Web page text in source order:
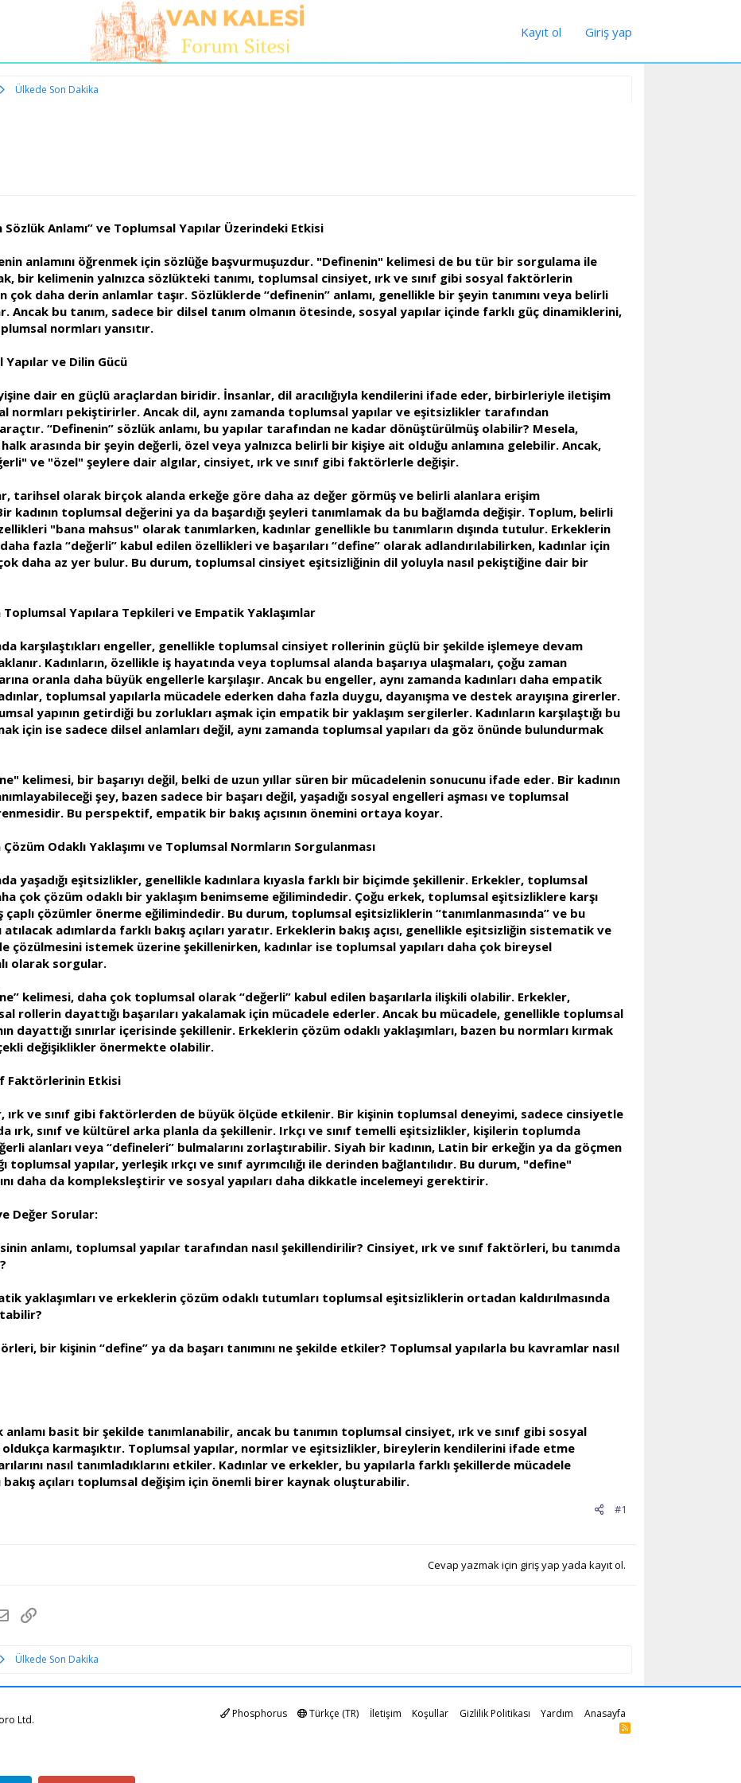
Kayıt ol Giriş yap
Ülkede Son Dakika
Anlamı” ve Toplumsal Yapılar Üzerindeki Etkisi
anlamını öğrenmek için sözlüğe başvurmuşuzdur. "Definenin" kelimesi de bu tür bir sorgulama ile
bir kelimenin yalnızca sözlükteki tanımı, toplumsal cinsiyet, ırk ve sınıf gibi sosyal faktörlerin
çok daha derin anlamlar taşır. Sözlüklerde “definenin” anlamı, genellikle bir şeyin tanımını veya belirli
Ancak bu tanım, sadece bir dilsel tanım olmanın ötesinde, sosyal yapılar içinde farklı güç dinamiklerini,
normları yansıtır.
ve Dilin Gücü
dair en güçlü araçlardan biridir. İnsanlar, dil aracılığıyla kendilerini ifade eder, birbirleriyle iletişim
normları pekiştirirler. Ancak dil, aynı zamanda toplumsal yapılar ve eşitsizlikler tarafından
“Definenin” sözlük anlamı, bu yapılar tarafından ne kadar dönüştürülmüş olabilir? Mesela,
arasında bir şeyin değerli, özel veya yalnızca belirli bir kişiye ait olduğu anlamına gelebilir. Ancak,
ve "özel" şeylere dair algılar, cinsiyet, ırk ve sınıf gibi faktörlerle değişir.
tarihsel olarak birçok alanda erkeğe göre daha az değer görmüş ve belirli alanlara erişim
kadının toplumsal değerini ya da başardığı şeyleri tanımlamak da bu bağlamda değişir. Toplum, belirli
"bana mahsus" olarak tanımlarken, kadınlar genellikle bu tanımların dışında tutulur. Erkeklerin
fazla “değerli” kabul edilen özellikleri ve başarıları “define” olarak adlandırılabilirken, kadınlar için
daha az yer bulur. Bu durum, toplumsal cinsiyet eşitsizliğinin dil yoluyla nasıl pekiştiğine dair bir
Toplumsal Yapılara Tepkileri ve Empatik Yaklaşımlar
karşılaştıkları engeller, genellikle toplumsal cinsiyet rollerinin güçlü bir şekilde işlemeye devam
Kadınların, özellikle iş hayatında veya toplumsal alanda başarıya ulaşmaları, çoğu zaman
oranla daha büyük engellerle karşılaşır. Ancak bu engeller, aynı zamanda kadınları daha empatik
toplumsal yapılarla mücadele ederken daha fazla duygu, dayanışma ve destek arayışına girerler.
yapının getirdiği bu zorlukları aşmak için empatik bir yaklaşım sergilerler. Kadınların karşılaştığı bu
için ise sadece dilsel anlamları değil, aynı zamanda toplumsal yapıları da göz önünde bulundurmak
kelimesi, bir başarıyı değil, belki de uzun yıllar süren bir mücadelenin sonucunu ifade eder. Bir kadının
şey, bazen sadece bir başarı değil, yaşadığı sosyal engelleri aşması ve toplumsal
Bu perspektif, empatik bir bakış açısının önemini ortaya koyar.
Odaklı Yaklaşımı ve Toplumsal Normların Sorgulanması
yaşadığı eşitsizlikler, genellikle kadınlara kıyasla farklı bir biçimde şekillenir. Erkekler, toplumsal
çok çözüm odaklı bir yaklaşım benimseme eğilimindedir. Çoğu erkek, toplumsal eşitsizliklere karşı
çözümler önerme eğilimindedir. Bu durum, toplumsal eşitsizliklerin “tanımlanmasında” ve bu
adımlarda farklı bakış açıları yaratır. Erkeklerin bakış açısı, genellikle eşitsizliğin sistematik ve
çözülmesini istemek üzerine şekillenirken, kadınlar ise toplumsal yapıları daha çok bireysel
olarak sorgular.
kelimesi, daha çok toplumsal olarak “değerli” kabul edilen başarılarla ilişkili olabilir. Erkekler,
rollerin dayattığı başarıları yakalamak için mücadele ederler. Ancak bu mücadele, genellikle toplumsal
dayattığı sınırlar içerisinde şekillenir. Erkeklerin çözüm odaklı yaklaşımları, bazen bu normları kırmak
değişiklikler önermekte olabilir.
Faktörlerinin Etkisi
ırk ve sınıf gibi faktörlerden de büyük ölçüde etkilenir. Bir kişinin toplumsal deneyimi, sadece cinsiyetle
ırk, sınıf ve kültürel arka planla da şekillenir. Irkçı ve sınıf temelli eşitsizlikler, kişilerin toplumda
alanları veya “defineleri” bulmalarını zorlaştırabilir. Siyah bir kadının, Latin bir erkeğin ya da göçmen
toplumsal yapılar, yerleşik ırkçı ve sınıf ayrımcılığı ile derinden bağlantılıdır. Bu durum, "define"
daha da kompleksleştirir ve sosyal yapıları daha dikkatle incelemeyi gerektirir.
Değer Sorular:
anlamı, toplumsal yapılar tarafından nasıl şekillendirilir? Cinsiyet, ırk ve sınıf faktörleri, bu tanımda
yaklaşımları ve erkeklerin çözüm odaklı tutumları toplumsal eşitsizliklerin ortadan kaldırılmasında
bir kişinin “define” ya da başarı tanımını ne şekilde etkiler? Toplumsal yapılarla bu kavramlar nasıl
anlamı basit bir şekilde tanımlanabilir, ancak bu tanımın toplumsal cinsiyet, ırk ve sınıf gibi sosyal
karmaşıktır. Toplumsal yapılar, normlar ve eşitsizlikler, bireylerin kendilerini ifade etme
nasıl tanımladıklarını etkiler. Kadınlar ve erkekler, bu yapılarla farklı şekillerde mücadele
açıları toplumsal değişim için önemli birer kaynak oluşturabilir.
#1
Cevap yazmak için giriş yap yada kayıt ol.
E-postaLink
Ülkede Son Dakika
Ltd. Phosphorus Türkçe (TR) İletişim Koşullar Gizlilik Politikası Yardım Anasayfa
R
S